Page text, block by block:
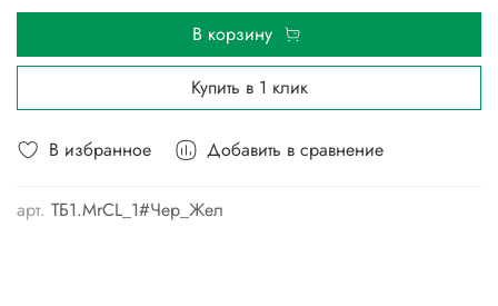
В избранное Добавить в сравнение
арт. ТБ1.MrCL_1#Чер_Жел
В корзину
Купить в 1 клик